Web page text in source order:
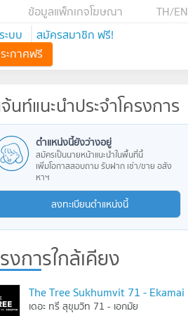
TH/EN
ข้อมูลแพ็กเกจโฆษณา
ะบบ
สมัครสมาชิก ฟรี!
ะกาศฟรี
จ้นท์แนะนำประจำโครงการ
ตำแหน่งนี้ยังว่างอยู่
สมัครเป็นนายหน้าแนะนำในพื้นที่นี้
เพิ่มโอกาสสอบถาม รับฝาก เช่า/ขาย อสัง
หาฯ
ลงทะเบียนตำแหน่งนี้
งการใกล้เคียง
The Tree Sukhumvit 71 - Ekamai
เดอะ ทรี สุขุมวิท 71 - เอกมัย